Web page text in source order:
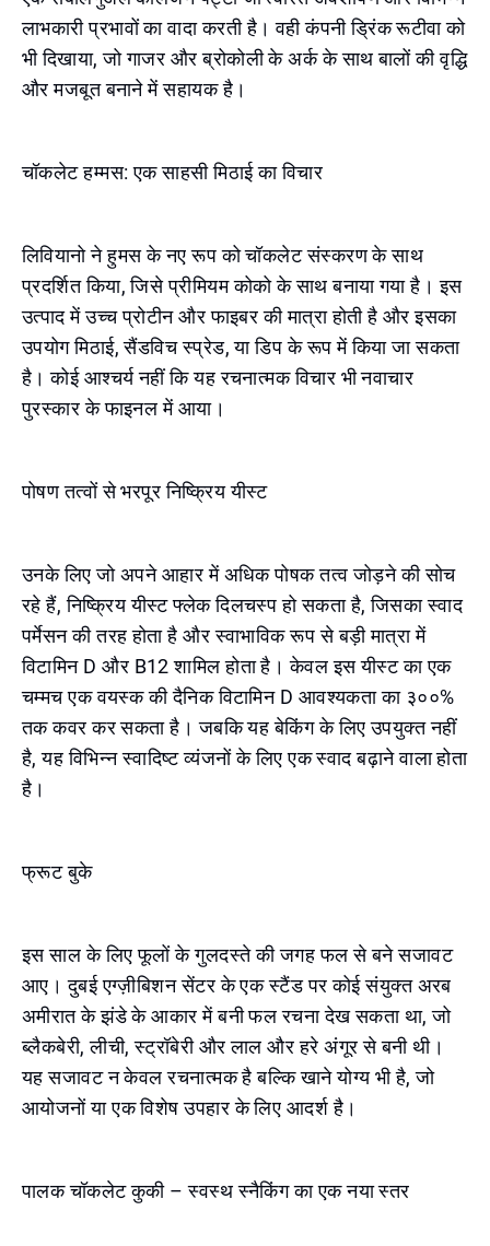
लाभकारी प्रभावों का वादा करती है। वही कंपनी ड्रिंक रूटीवा को
भी दिखाया, जो गाजर और ब्रोकोली के अर्क के साथ बालों की वृद्धि
और मजबूत बनाने में सहायक है।
चॉकलेट हम्मस: एक साहसी मिठाई का विचार
लिवियानो ने हुमस के नए रूप को चॉकलेट संस्करण के साथ
प्रदर्शित किया, जिसे प्रीमियम कोको के साथ बनाया गया है। इस
उत्पाद में उच्च प्रोटीन और फाइबर की मात्रा होती है और इसका
उपयोग मिठाई, सैंडविच स्प्रेड, या डिप के रूप में किया जा सकता
है। कोई आश्चर्य नहीं कि यह रचनात्मक विचार भी नवाचार
पुरस्कार के फाइनल में आया।
पोषण तत्वों से भरपूर निष्क्रिय यीस्ट
उनके लिए जो अपने आहार में अधिक पोषक तत्व जोड़ने की सोच
रहे हैं, निष्क्रिय यीस्ट फ्लेक दिलचस्प हो सकता है, जिसका स्वाद
पर्मेसन की तरह होता है और स्वाभाविक रूप से बड़ी मात्रा में
विटामिन D और B12 शामिल होता है। केवल इस यीस्ट का एक
चम्मच एक वयस्क की दैनिक विटामिन D आवश्यकता का ३००%
तक कवर कर सकता है। जबकि यह बेकिंग के लिए उपयुक्त नहीं
है, यह विभिन्न स्वादिष्ट व्यंजनों के लिए एक स्वाद बढ़ाने वाला होता
है।
फ्रूट बुके
इस साल के लिए फूलों के गुलदस्ते की जगह फल से बने सजावट
आए। दुबई एग्ज़ीबिशन सेंटर के एक स्टैंड पर कोई संयुक्त अरब
अमीरात के झंडे के आकार में बनी फल रचना देख सकता था, जो
ब्लैकबेरी, लीची, स्ट्रॉबेरी और लाल और हरे अंगूर से बनी थी।
यह सजावट न केवल रचनात्मक है बल्कि खाने योग्य भी है, जो
आयोजनों या एक विशेष उपहार के लिए आदर्श है।
पालक चॉकलेट कुकी – स्वस्थ स्नैकिंग का एक नया स्तर